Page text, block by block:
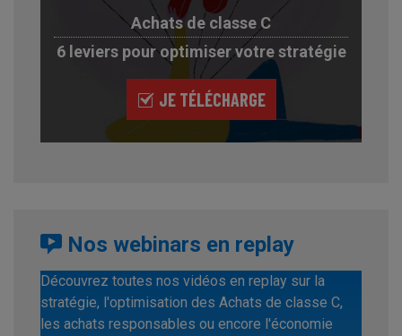
Achats de classe C
6 leviers pour optimiser votre stratégie
JE TÉLÉCHARGE
Nos webinars en replay
Découvrez toutes nos vidéos en replay sur la
stratégie, l'optimisation des Achats de classe C,
les achats responsables ou encore l'économie